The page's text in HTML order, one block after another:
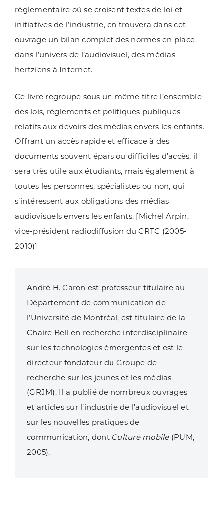
réglementaire où se croisent textes de loi et
initiatives de l’industrie, on trouvera dans cet
ouvrage un bilan complet des normes en place
dans l’univers de l’audiovisuel, des médias
hertziens à Internet.
Ce livre regroupe sous un même titre l’ensemble
des lois, règlements et politiques publiques
relatifs aux devoirs des médias envers les enfants.
Offrant un accès rapide et efficace à des
documents souvent épars ou difficiles d’accès, il
sera très utile aux étudiants, mais également à
toutes les personnes, spécialistes ou non, qui
s’intéressent aux obligations des médias
audiovisuels envers les enfants. [Michel Arpin,
vice-président radiodiffusion du CRTC (2005-
2010)]
André H. Caron est professeur titulaire au
Département de communication de
l’Université de Montréal, est titulaire de la
Chaire Bell en recherche interdisciplinaire
sur les technologies émergentes et est le
directeur fondateur du Groupe de
recherche sur les jeunes et les médias
(GRJM). Il a publié de nombreux ouvrages
et articles sur l’industrie de l’audiovisuel et
sur les nouvelles pratiques de
communication, dont Culture mobile(PUM,
2005).